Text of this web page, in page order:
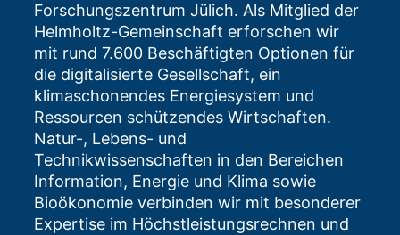
Forschungszentrum Jülich. Als Mitglied der
Helmholtz-Gemeinschaft erforschen wir
mit rund 7.600 Beschäftigten Optionen für
die digitalisierte Gesellschaft, ein
klimaschonendes Energiesystem und
Ressourcen schützendes Wirtschaften.
Natur-, Lebens- und
Technikwissenschaften in den Bereichen
Information, Energie und Klima sowie
Bioökonomie verbinden wir mit besonderer
Expertise im Höchstleistungsrechnen und